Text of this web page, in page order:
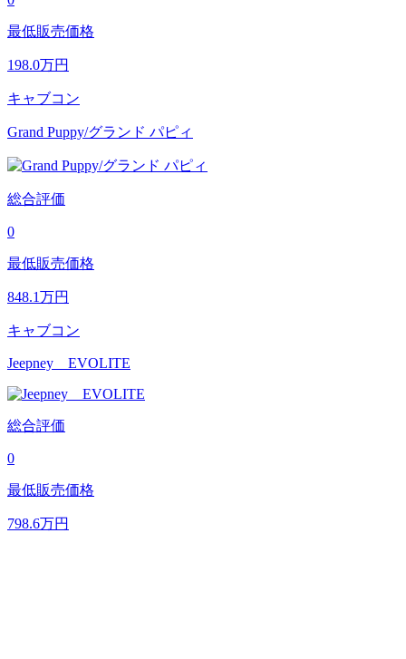
最低販売価格
198.0万円
キャブコン
Grand Puppy/グランド パピィ
総合評価
0
最低販売価格
848.1万円
キャブコン
Jeepney EVOLITE
総合評価
0
最低販売価格
798.6万円